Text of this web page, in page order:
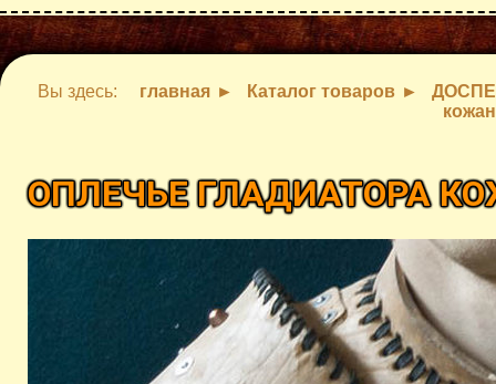
Вы здесь: главная Каталог товаров
ОПЛЕЧЬЕ ГЛАДИАТОРА